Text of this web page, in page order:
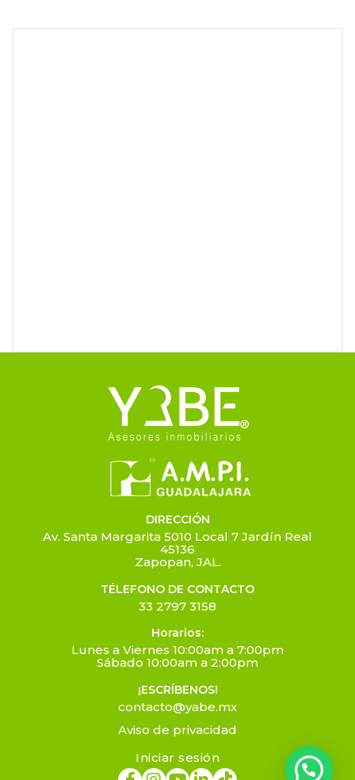
DIRECCIÓN
Av. Santa Margarita 5010 Local 7 Jardín Real
45136
Zapopan, JAL.
TÉLEFONO DE CONTACTO
33 2797 3158
Horarios:
Lunes a Viernes 10:00am a 7:00pm
Sábado 10:00am a 2:00pm
¡ESCRÍBENOS!
contacto@yabe.mx
Aviso de privacidad
Iniciar sesión